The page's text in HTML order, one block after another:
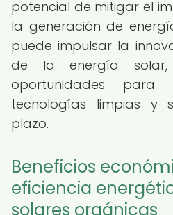
potencial de mitigar el
la generación de
puede impulsar la
de la energía solar,
oportunidades
tecnologías limpias y
plazo.
Beneficios
eficiencia
solares orgánicas